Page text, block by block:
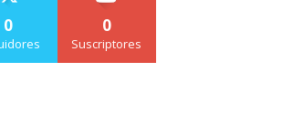
0 0
Suscriptores